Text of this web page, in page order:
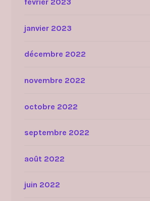
janvier 2023
décembre 2022
novembre 2022
octobre 2022
septembre 2022
août 2022
juin 2022